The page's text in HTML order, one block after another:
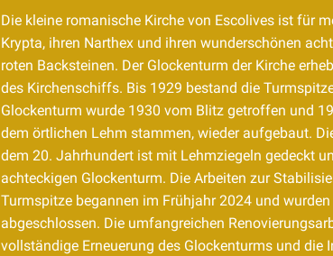
Die kleine romanische Kirche von Escolives ist für
Krypta, ihren Narthex und ihren wunderschönen
roten Backsteinen. Der Glockenturm der Kirche
des Kirchenschiffs. Bis 1929 bestand die
Glockenturm wurde 1930 vom Blitz getroffen und
dem örtlichen Lehm stammen, wieder aufgebaut.
dem 20. Jahrhundert ist mit Lehmziegeln gedeckt
achteckigen Glockenturm. Die Arbeiten zur
Turmspitze begannen im Frühjahr 2024 und
abgeschlossen. Die umfangreichen
vollständige Erneuerung des Glockenturms und die